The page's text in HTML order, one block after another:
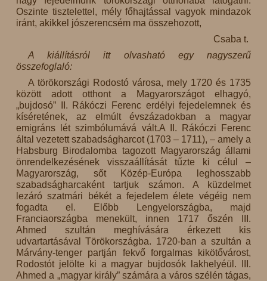
Oszinte tisztelettel, mély főhajtással vagyok mindazok
iránt, akikkel jószerencsém ma összehozott,
Csaba t.
A kiállításról itt olvasható egy nagyszerű
összefoglaló:
A törökországi Rodostó városa, mely 1720 és 1735
között adott otthont a Magyarországot elhagyó,
„bujdosó” II. Rákóczi Ferenc erdélyi fejedelemnek és
kíséretének, az elmúlt évszázadokban a magyar
emigráns lét szimbólumává vált.A II. Rákóczi Ferenc
által vezetett szabadságharcot (1703 – 1711), – amely a
Habsburg Birodalomba tagozott Magyarország állami
önrendelkezésének visszaállítását tűzte ki célul –
Magyarország, sőt Közép-Európa leghosszabb
szabadságharcaként tartjuk számon. A küzdelmet
lezáró szatmári békét a fejedelem élete végéig nem
fogadta el. Előbb Lengyelországba, majd
Franciaországba menekült, innen 1717 őszén III.
Ahmed szultán meghívására érkezett kis
udvartartásával Törökországba. 1720-ban a szultán a
Márvány-tenger partján fekvő forgalmas kikötővárost,
Rodostót jelölte ki a magyar bujdosók lakhelyéül. III.
Ahmed a „magyar király” számára a város szélén tágas,